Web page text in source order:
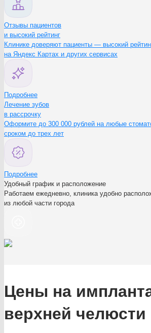
Отзывы пациентов
и высокий рейтинг
Клинике доверяют пациенты — высокий
на Яндекс Картах и других сервисах
Подробнее
Лечение зубов
в рассрочку
Оформите до 300 000 рублей на любые
сроком до трех лет
Подробнее
Удобный график и расположение
Работаем ежедневно, клиника удобно
из любой части города
Цены на
верхней челюсти